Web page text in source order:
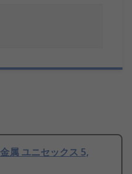
属 ユニセックス 5,